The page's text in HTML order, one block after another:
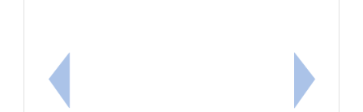
上一筆：114學年度第2學期第二次定期考查各科考程
下一筆：